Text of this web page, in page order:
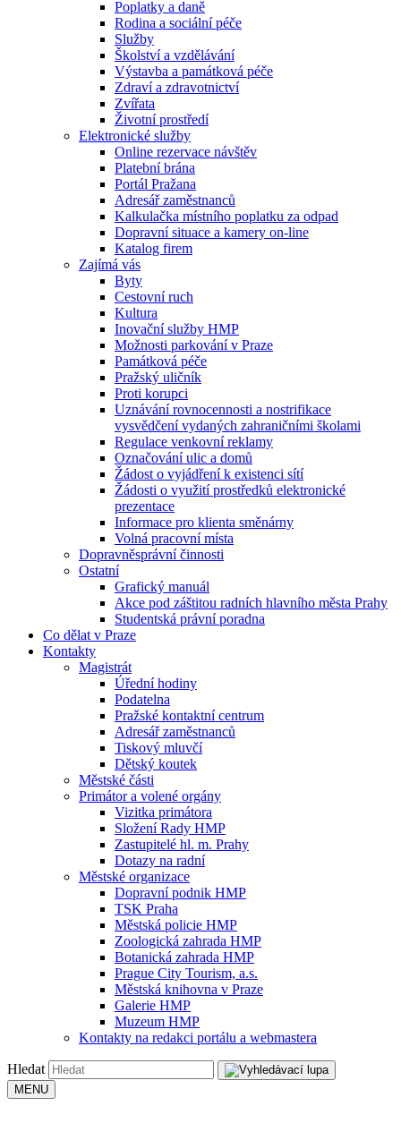
Poplatky a daně
Rodina a sociální péče
Služby
Školství a vzdělávání
Výstavba a památková péče
Zdraví a zdravotnictví
Zvířata
Životní prostředí
Elektronické služby
Online rezervace návštěv
Platební brána
Portál Pražana
Adresář zaměstnanců
Kalkulačka místního poplatku za odpad
Dopravní situace a kamery on-line
Katalog firem
Zajímá vás
Byty
Cestovní ruch
Kultura
Inovační služby HMP
Možnosti parkování v Praze
Památková péče
Pražský uličník
Proti korupci
Uznávání rovnocennosti a nostrifikace
vysvědčení vydaných zahraničními školami
Regulace venkovní reklamy
Označování ulic a domů
Žádost o vyjádření k existenci sítí
Žádosti o využití prostředků elektronické
prezentace
Informace pro klienta směnárny
Volná pracovní místa
Dopravněsprávní činnosti
Ostatní
Grafický manuál
Akce pod záštitou radních hlavního města Prahy
Studentská právní poradna
Co dělat v Praze
Kontakty
Magistrát
Úřední hodiny
Podatelna
Pražské kontaktní centrum
Adresář zaměstnanců
Tiskový mluvčí
Dětský koutek
Městské části
Primátor a volené orgány
Vizitka primátora
Složení Rady HMP
Zastupitelé hl. m. Prahy
Dotazy na radní
Městské organizace
Dopravní podnik HMP
TSK Praha
Městská policie HMP
Zoologická zahrada HMP
Botanická zahrada HMP
Prague City Tourism, a.s.
Městská knihovna v Praze
Galerie HMP
Muzeum HMP
Kontakty na redakci portálu a webmastera
Hledat
MENU